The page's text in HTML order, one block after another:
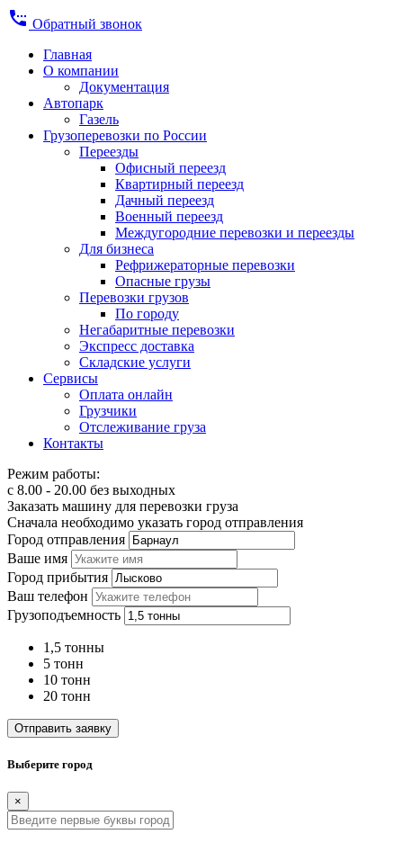
settings_phone Обратный звонок
Главная
О компании
Документация
Автопарк
Газель
Грузоперевозки по России
Переезды
Офисный переезд
Квартирный переезд
Дачный переезд
Военный переезд
Междугородние перевозки и переезды
Для бизнеса
Рефрижераторные перевозки
Опасные грузы
Перевозки грузов
По городу
Негабаритные перевозки
Экспресс доставка
Складские услуги
Сервисы
Оплата онлайн
Грузчики
Отслеживание груза
Контакты
Режим работы:
с 8.00 - 20.00 без выходных
Заказать машину для перевозки груза
Сначала необходимо указать город отправления
Город отправления
Ваше имя
Город прибытия
Ваш телефон
Грузоподъемность
1,5 тонны
5 тонн
10 тонн
20 тонн
Отправить заявку
Выберите город
×